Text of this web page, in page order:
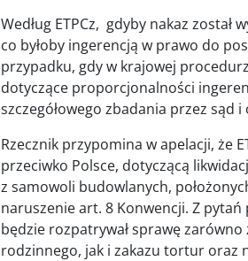
Według ETPCz, gdyby nakaz
co byłoby ingerencją w prawo do
przypadku, gdy w krajowej
dotyczące proporcjonalności
szczegółowego zbadania przez sąd
Rzecznik przypomina w apelacji, że
przeciwko Polsce, dotyczącą
z samowoli budowlanych,
naruszenie art. 8 Konwencji. Z
będzie rozpatrywał sprawę
rodzinnego, jak i zakazu tortur oraz